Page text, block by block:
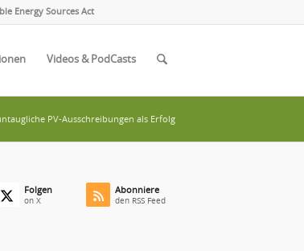
Energy Sources Act
Videos & PodCasts
PV-Ausschreibungen als Erfolg
Folgen
on X
Abonniere
den RSS Feed